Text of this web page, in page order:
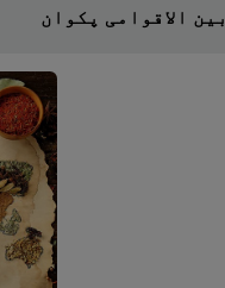
بین الاقوامی پکوان